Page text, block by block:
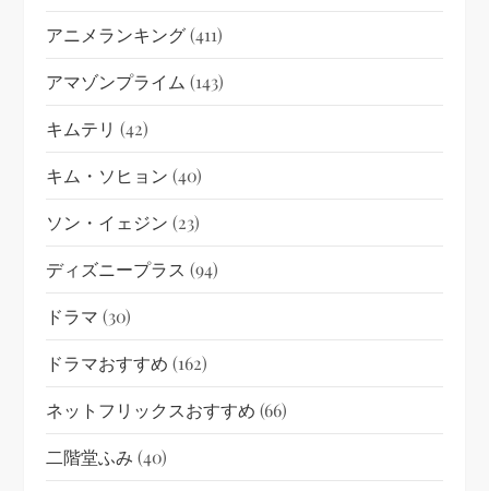
アニメランキング(411)
アマゾンプライム (143)
キムテリ (42)
キム・ソヒョン (40)
ソン・イェジン (23)
ディズニープラス (94)
ドラマ (30)
ドラマおすすめ (162)
ネットフリックスおすすめ (66)
二階堂ふみ (40)